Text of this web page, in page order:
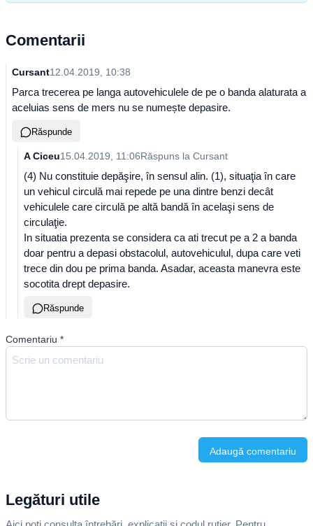
Comentarii
Cursant12.04.2019, 10:38
Parca trecerea pe langa autovehiculele de pe o banda alaturata a
aceluias sens de mers nu se numește depasire.
Răspunde
A Ciceu15.04.2019, 11:06Răspuns la Cursant
(4) Nu constituie depăşire, în sensul alin. (1), situaţia în care
un vehicul circulă mai repede pe una dintre benzi decât
vehiculele care circulă pe altă bandă în acelaşi sens de
circulaţie.
In situatia prezenta se considera ca ati trecut pe a 2 a banda
doar pentru a depasi obstacolul, autovehiculul, dupa care veti
trece din dou pe prima banda. Asadar, aceasta manevra este
socotita drept depasire.
Răspunde
Comentariu *
Adaugă comentariu
Legături utile